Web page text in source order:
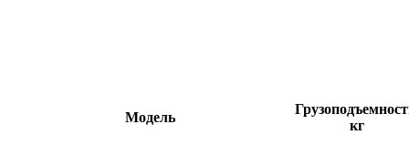
Модель
кг